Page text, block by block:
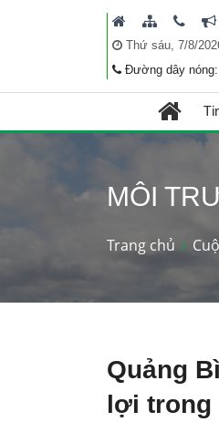
Thứ sáu, 7/8/
Đường dây
MÔI
Trang chủ
Quảng
lợi trong